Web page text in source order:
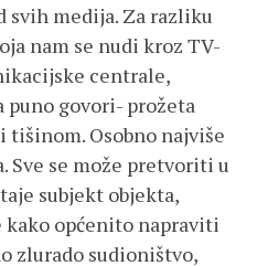
svih medija. Za razliku
nam se nudi kroz TV-
centrale,
puno govori- prožeta
Osobno najviše
Sve se može pretvoriti u
subjekt objekta,
općenito napraviti
zlurado sudioništvo,